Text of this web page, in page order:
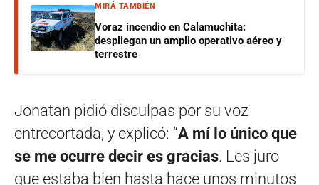
MIRÁ TAMBIÉN
Voraz incendio en Calamuchita:
despliegan un amplio operativo aéreo y
terrestre
Jonatan pidió disculpas por su voz
entrecortada, y explicó: “A mí lo único que
se me ocurre decir es gracias. Les juro
que estaba bien hasta hace unos minutos